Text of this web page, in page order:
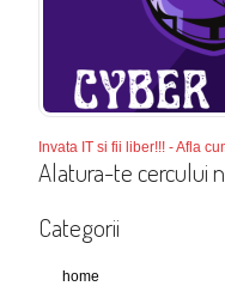
Invata IT si fii liber!!! - Afla
Alatura-te cercului
Categorii
home